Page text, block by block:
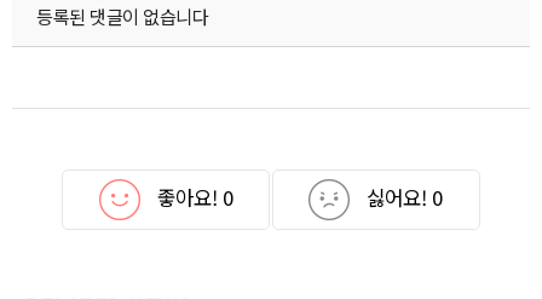
등록된 댓글이 없습니다
좋아요! 0 싫어요! 0